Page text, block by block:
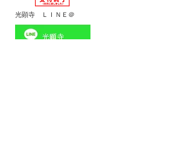
光顕寺 ＬＩＮＥ＠